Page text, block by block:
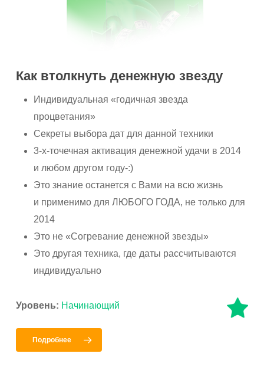
Как втолкнуть денежную звезду
Индивидуальная «годичная звезда
процветания»
Секреты выбора дат для данной техники
3-х-точечная активация денежной удачи в 2014
и любом другом году-:)
Это знание останется с Вами на всю жизнь
и применимо для ЛЮБОГО ГОДА, не только для
2014
Это не «Согревание денежной звезды»
Это другая техника, где даты рассчитываются
индивидуально
Уровень: Начинающий
Подробнее